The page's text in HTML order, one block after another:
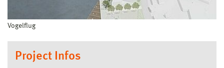
Vogelflug
Project Infos